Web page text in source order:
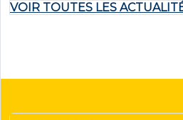
VOIR TOUTES LES